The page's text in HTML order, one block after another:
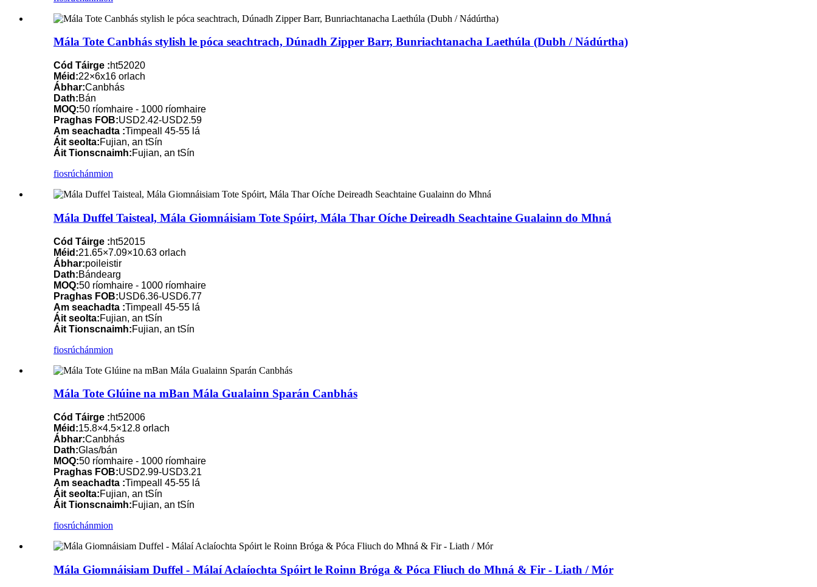
Mála Tote Canbhás stylish le póca seachtrach, Dúnadh Zipper Barr, Bunriachtanacha Laethúla (Dubh / Nádúrtha)
Cód Táirge :ht52020
Méid:22×6x16 orlach
Ábhar:Canbhás
Dath:Bán
MOQ:50 ríomhaire - 1000 ríomhaire
Praghas FOB:USD2.42-USD2.59
Am seachadta :Timpeall 45-55 lá
Áit seolta:Fujian, an tSín
Áit Tionscnaimh:Fujian, an tSín
fiosrúchánmion
Mála Duffel Taisteal, Mála Giomnáisiam Tote Spóirt, Mála Thar Oíche Deireadh Seachtaine Gualainn do Mhná
Cód Táirge :ht52015
Méid:21.65×7.09×10.63 orlach
Ábhar:poileistir
Dath:Bándearg
MOQ:50 ríomhaire - 1000 ríomhaire
Praghas FOB:USD6.36-USD6.77
Am seachadta :Timpeall 45-55 lá
Áit seolta:Fujian, an tSín
Áit Tionscnaimh:Fujian, an tSín
fiosrúchánmion
Mála Tote Glúine na mBan Mála Gualainn Sparán Canbhás
Cód Táirge :ht52006
Méid:15.8×4.5×12.8 orlach
Ábhar:Canbhás
Dath:Glas/bán
MOQ:50 ríomhaire - 1000 ríomhaire
Praghas FOB:USD2.99-USD3.21
Am seachadta :Timpeall 45-55 lá
Áit seolta:Fujian, an tSín
Áit Tionscnaimh:Fujian, an tSín
fiosrúchánmion
Mála Giomnáisiam Duffel - Málaí Aclaíochta Spóirt le Roinn Bróga & Póca Fliuch do Mhná & Fir - Liath / Mór